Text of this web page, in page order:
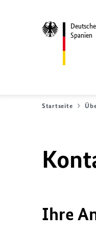
Spanien
Startseite
Ihre